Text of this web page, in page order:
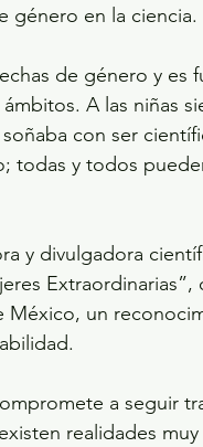
género en la ciencia.
de género y es
A las niñas
con ser
todas y todos
y divulgadora
México, un
a seguir
realidades